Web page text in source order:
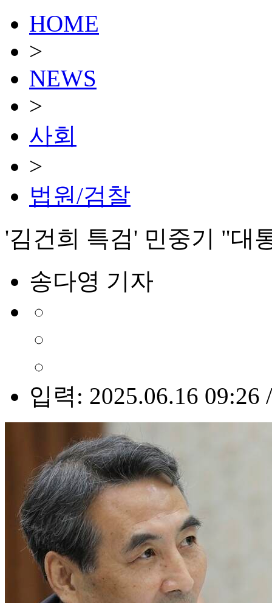
HOME
>
NEWS
>
사회
>
법원/검찰
'김건희 특검' 민중기 "대
송다영 기자
입력: 2025.06.16 09:26